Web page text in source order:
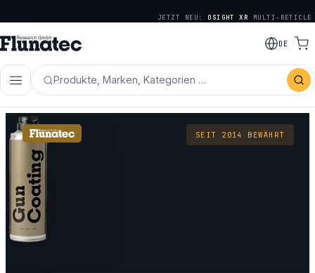
JETZT NEU: OSIGHT XR MULTI-RETICLE
DE
Produkte, Marken, Kategorien …
SEIT 2014 BEWÄHRT